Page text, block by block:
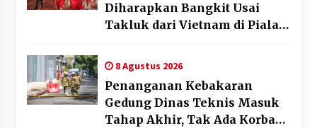
Diharapkan Bangkit Usai
Takluk dari Vietnam di Piala
8 Agustus 2026
Penanganan Kebakaran
Gedung Dinas Teknis Masuk
Tahap Akhir, Tak Ada Korban